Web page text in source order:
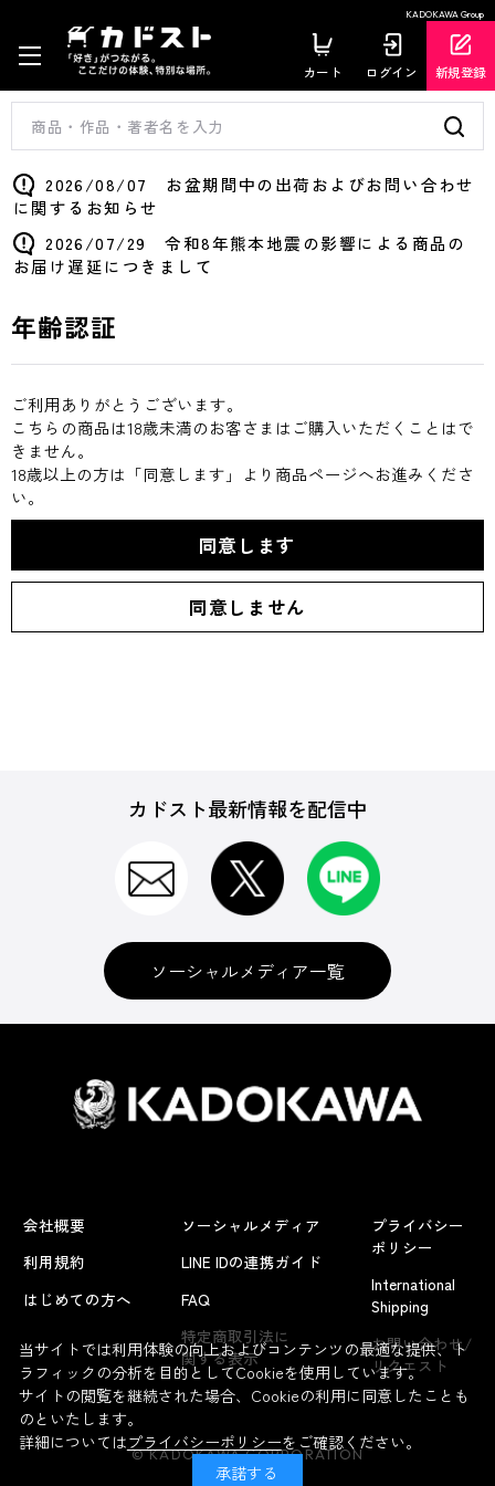
KADOKAWA Group
カート ログイン 新規登録
2026/08/07 お盆期間中の出荷およびお問い合わせ
に関するお知らせ
2026/07/29 令和8年熊本地震の影響による商品の
お届け遅延につきまして
年齢認証
ご利用ありがとうございます。
こちらの商品は18歳未満のお客さまはご購入いただくことはで
きません。
18歳以上の方は「同意します」より商品ページへお進みくださ
い。
カドスト最新情報を配信中
ソーシャルメディア一覧
会社概要
利用規約
はじめての方へ
ソーシャルメディア
LINE IDの連携ガイド
FAQ
特定商取引法に
関する表示
プライバシー
ポリシー
International
Shipping
お問い合わせ/
リクエスト
© KADOKAWA CORPORATION
当サイトでは利用体験の向上およびコンテンツの最適な提供、ト
ラフィックの分析を目的としてCookieを使用しています。
サイトの閲覧を継続された場合、Cookieの利用に同意したことも
のといたします。
詳細についてはプライバシーポリシーをご確認ください。
承諾する